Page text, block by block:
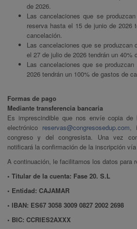
de 2026.
Las cancelaciones que se
reserva hasta el 15 de junio de 2026
cancelación.
Las cancelaciones que se produzcan
el 27 de julio de 2026 tendrán un 40%
Las cancelaciones que se
2026 tendrán un 100% de gastos de
Formas de pago
Mediante transferencia bancaria
Es imprescindible que nos envíe copia de
electrónico reservas@congresosedup.com,
congreso y del congresista. Una vez
notificará la confirmación de la inscripción
A continuación, le facilitamos los datos para
• Titular de la cuenta: Fase 20. S.L
• Entidad: CAJAMAR
• IBAN: ES67 3058 3009 0827 2002 2698
• BIC: CCRIES2AXXX